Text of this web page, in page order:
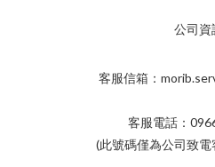
公司資
客服信箱：
客服電話：
(此號碼僅為公司致